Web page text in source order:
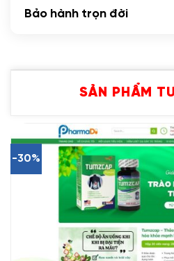
Bảo hành trọn đời
SẢN PHẨM
-30%